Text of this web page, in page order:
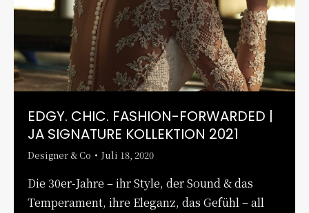
EDGY. CHIC. FASHION-FORWARDED |
JA SIGNATURE KOLLEKTION 2021
Designer & Co Juli 18, 2020
Die 30er-Jahre – ihr Style, der Sound & das
Temperament, ihre Eleganz, das Gefühl – all